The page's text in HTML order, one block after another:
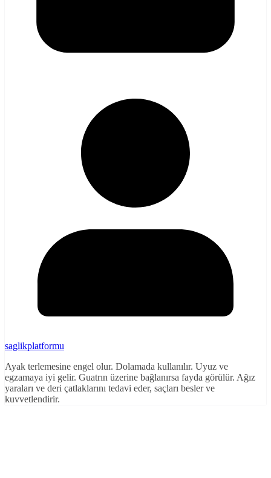
saglikplatformu
Ayak terlemesine engel olur. Dolamada kullanılır. Uyuz ve
egzamaya iyi gelir. Guatrın üzerine bağlanırsa fayda görülür. Ağız
yaraları ve deri çatlaklarını tedavi eder, saçları besler ve
kuvvetlendirir.